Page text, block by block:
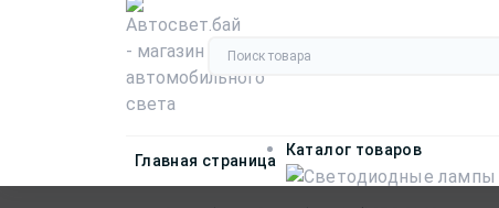
Главная страница
Каталог товаров